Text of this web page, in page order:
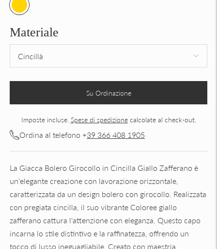
Materiale
Su Ordinazione
Imposte incluse. Spese di spedizionecalcolate al check-out.
Ordina al telefono +39 366 408 1905
La Giacca Bolero Girocollo in Cincilla Giallo Zafferano è
un'elegante creazione con lavorazione orizzontale,
caratterizzata da un design bolero con girocollo. Realizzata
con pregiata cincilla, il suo vibrante Coloree giallo
zafferano cattura l'attenzione con eleganza. Questo capo
incarna lo stile distintivo e la raffinatezza, offrendo un
tocco di lusso ineguagliabile. Creato con maestria